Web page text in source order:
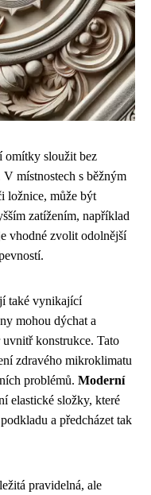
omítky sloužit bez
V místnostech s běžným
ložnice, může být
zatížením, například
vhodné zvolit odolnější
také vynikající
mohou dýchat a
konstrukce. Tato
zdravého mikroklimatu
problémů. Moderní
elastické složky, které
a předcházet tak
pravidelná, ale